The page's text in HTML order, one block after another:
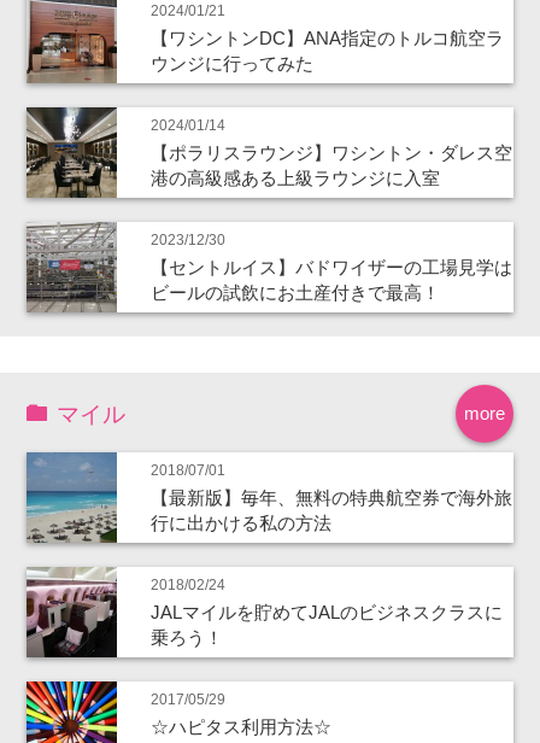
2024/01/21
【ワシントンDC】ANA指定のトルコ航空ラ
ウンジに行ってみた
2024/01/14
【ポラリスラウンジ】ワシントン・ダレス空
港の高級感ある上級ラウンジに入室
2023/12/30
【セントルイス】バドワイザーの工場見学は
ビールの試飲にお土産付きで最高！
more
マイル
2018/07/01
【最新版】毎年、無料の特典航空券で海外旅
行に出かける私の方法
2018/02/24
JALマイルを貯めてJALのビジネスクラスに
乗ろう！
2017/05/29
☆ハピタス利用方法☆